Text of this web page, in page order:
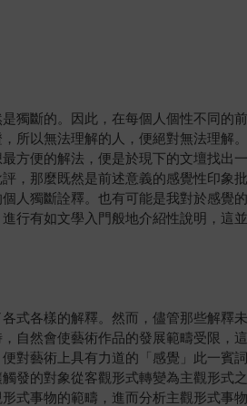
斷的。因此，在每個人個性不同的
所以無法理解的人，便絕對無法理解
方便的解法，便是於現下的文壇找出
，那麼既然是前述意義的感覺性印
人獨斷詮釋。也有可能是我對於感覺
行有如文學入門般地介紹性說明，這
各樣的解釋。然而，儘管那些解釋
自然會使藝術作品的發展範疇受限
對藝術上具有力道的「感覺」此一賓
發的對象從客觀形式轉變為主觀形式
式事物的範疇，進而分析主觀形式事